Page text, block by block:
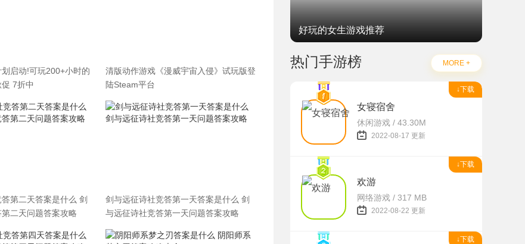
启动!可玩200+小时的
促 7折中
清版动作游戏《漫威宇宙入侵》试玩版登
陆Steam平台
第二天答案是什么 剑
二天问题答案攻略
剑与远征诗社竞答第一天答案是什么 剑
与远征诗社竞答第一天问题答案攻略
好玩的女生游戏推荐
热门手游榜 MORE +
↓下载
女寝宿舍
休闲游戏 / 43.30M
2022-08-17 更新
↓下载
欢游
网络游戏 / 317 MB
2022-08-22 更新
↓下载